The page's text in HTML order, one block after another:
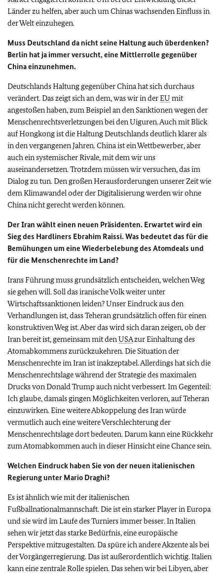
Länder zu helfen, aber auch um Chinas wachsenden Einfluss in
der Welt einzuhegen.
Muss Deutschland da nicht seine Haltung auch überdenken?
Berlin hat ja immer versucht, eine Mittlerrolle gegenüber
China einzunehmen.
Deutschlands Haltung gegenüber China hat sich durchaus
verändert. Das zeigt sich an dem, was wir in derEU mit
angestoßen haben, zum Beispiel an den Sanktionen wegen der
Menschenrechtsverletzungen bei den Uiguren. Auch mit Blick
auf Hongkong ist die Haltung Deutschlands deutlich klarer als
in den vergangenen Jahren. China ist ein Wettbewerber, aber
auch ein systemischer Rivale, mit dem wir uns
auseinandersetzen. Trotzdem müssen wir versuchen, das im
Dialog zu tun. Den großen Herausforderungen unserer Zeit wie
dem Klimawandel oder der Digitalisierung werden wir ohne
China nicht gerecht werden können.
Der Iran wählt einen neuen Präsidenten. Erwartet wird ein
Sieg des Hardliners Ebrahim Raissi. Was bedeutet das für die
Bemühungen um eine Wiederbelebung des Atomdeals und
für die Menschenrechte im Land?
Irans Führung muss grundsätzlich entscheiden, welchen Weg
sie gehen will. Soll das iranische Volk weiter unter
Wirtschaftssanktionen leiden? Unser Eindruck aus den
Verhandlungen ist, dass Teheran grundsätzlich offen für einen
konstruktiven Weg ist. Aber das wird sich daran zeigen, ob der
Iran bereit ist, gemeinsam mit denUSAzur Einhaltung des
Atomabkommens zurückzukehren. Die Situation der
Menschenrechte im Iran ist inakzeptabel. Allerdings hat sich die
Menschenrechtslage während der Strategie des maximalen
Drucks von Donald Trump auch nicht verbessert. Im Gegenteil:
Ich glaube, damals gingen Möglichkeiten verloren, auf Teheran
einzuwirken. Eine weitere Abkoppelung des Iran würde
vermutlich auch eine weitere Verschlechterung der
Menschenrechtslage dort bedeuten. Darum kann eine Rückkehr
zum Atomabkommen auch in dieser Hinsicht eine Chance sein.
Welchen Eindruck haben Sie von der neuen italienischen
Regierung unter Mario Draghi?
Es ist ähnlich wie mit der italienischen
Fußballnationalmannschaft. Die ist ein starker Player in Europa
und sie wird im Laufe des Turniers immer besser. In Italien
sehen wir jetzt das starke Bedürfnis, eine europäische
Perspektive mitzugestalten. Da spüre ich andere Akzente als bei
der Vorgängerregierung. Das ist außerordentlich wichtig. Italien
kann eine zentrale Rolle spielen. Das sehen wir bei Libyen, aber